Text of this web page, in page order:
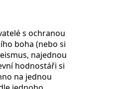
s ochranou
boha (nebo si
najednou
hodnostáři si
na jednou